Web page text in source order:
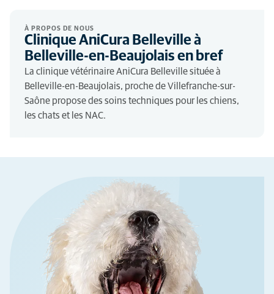
À PROPOS DE NOUS
Clinique AniCura Belleville à
Belleville-en-Beaujolais en bref
La clinique vétérinaire AniCura Belleville située à
Belleville-en-Beaujolais, proche de Villefranche-sur-
Saône propose des soins techniques pour les chiens,
les chats et les NAC.